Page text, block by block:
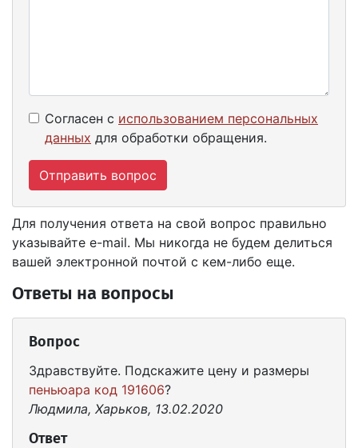
Согласен с использованием персональных
данных для обработки обращения.
Отправить вопрос
Для получения ответа на свой вопрос правильно
указывайте e-mail. Мы никогда не будем делиться
вашей электронной почтой с кем-либо еще.
Ответы на вопросы
Вопрос
Здравствуйте. Подскажите цену и размеры
пеньюара код 191606?
Людмила, Харьков, 13.02.2020
Ответ